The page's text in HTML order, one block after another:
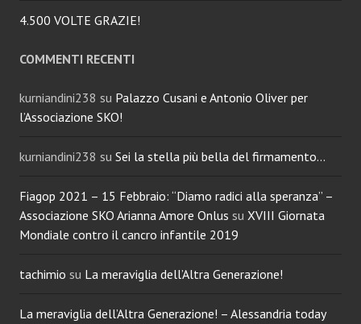
4.500 VOLTE GRAZIE!
COMMENTI RECENTI
kurniandini238 su Palazzo Cusani e Antonio Oliver per
l’Associazione SKO!
kurniandini238 su Sei la stella più bella del firmamento…
Fiagop 2021 – 15 Febbraio: “Diamo radici alla speranza” –
Associazione SKO Arianna Amore Onlus su XVIII Giornata
Mondiale contro il cancro infantile 2019
tachimio su La meraviglia dell’Altra Generazione!
La meraviglia dell’Altra Generazione! – Alessandria today